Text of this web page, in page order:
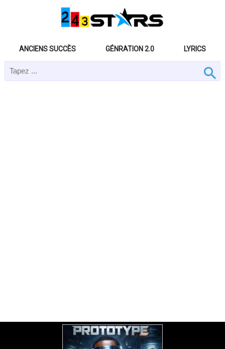
ANCIENS SUCCÈS GÉNRATION 2.0 LYRICS